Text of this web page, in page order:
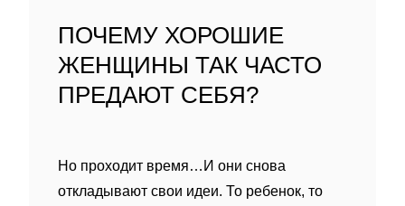
ПОЧЕМУ ХОРОШИЕ
ЖЕНЩИНЫ ТАК ЧАСТО
ПРЕДАЮТ СЕБЯ?
Но проходит время…И они снова
откладывают свои идеи. То ребенок, то